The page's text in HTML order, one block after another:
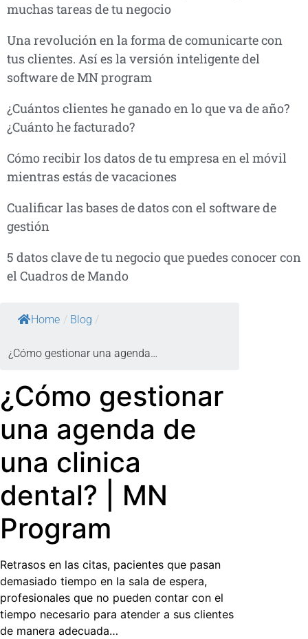
Home / Blog /
¿Cómo gestionar una agenda…
¿Cómo gestionar
una agenda de
una clinica
dental? | MN
Program
Retrasos en las citas, pacientes que pasan
demasiado tiempo en la sala de espera,
profesionales que no pueden contar con el
tiempo necesario para atender a sus clientes
de manera adecuada…
muchas tareas de tu negocio
Una revolución en la forma de comunicarte con
tus clientes. Así es la versión inteligente del
software de MN program
¿Cuántos clientes he ganado en lo que va de año?
¿Cuánto he facturado?
Cómo recibir los datos de tu empresa en el móvil
mientras estás de vacaciones
Cualificar las bases de datos con el software de
gestión
5 datos clave de tu negocio que puedes conocer con
el Cuadros de Mando